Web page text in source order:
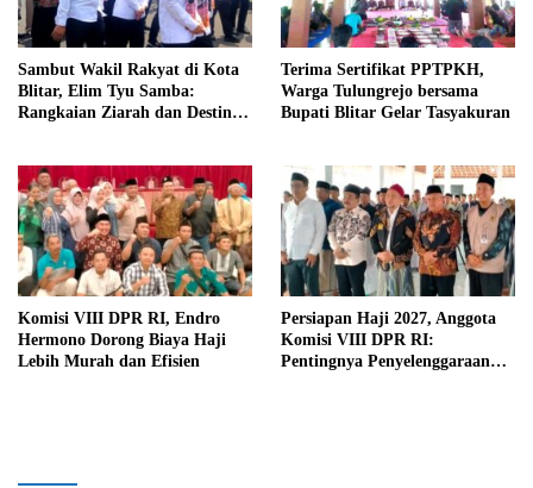
Sambut Wakil Rakyat di Kota
Blitar, Elim Tyu Samba:
Rangkaian Ziarah dan Destinasi
Terima Sertifikat PPTPKH,
Warga Tulungrejo bersama
Bupati Blitar Gelar Tasyakuran
Komisi VIII DPR RI, Endro
Hermono Dorong Biaya Haji
Lebih Murah dan Efisien
Persiapan Haji 2027, Anggota
Komisi VIII DPR RI:
Pentingnya Penyelenggaraan